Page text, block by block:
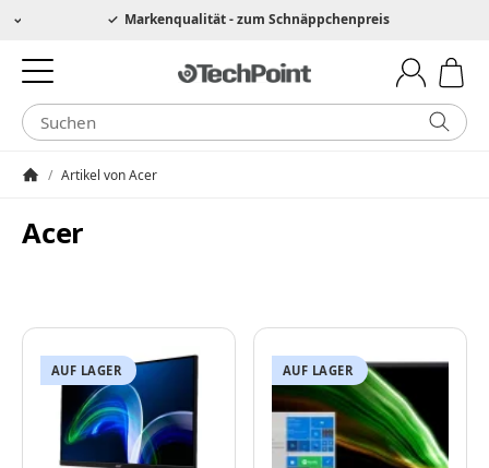
Hotline 0049 6205 3079975Markenqualität - zum Schnäppchenpreis
/ Artikel von Acer
Acer
AUF LAGER AUF LAGER